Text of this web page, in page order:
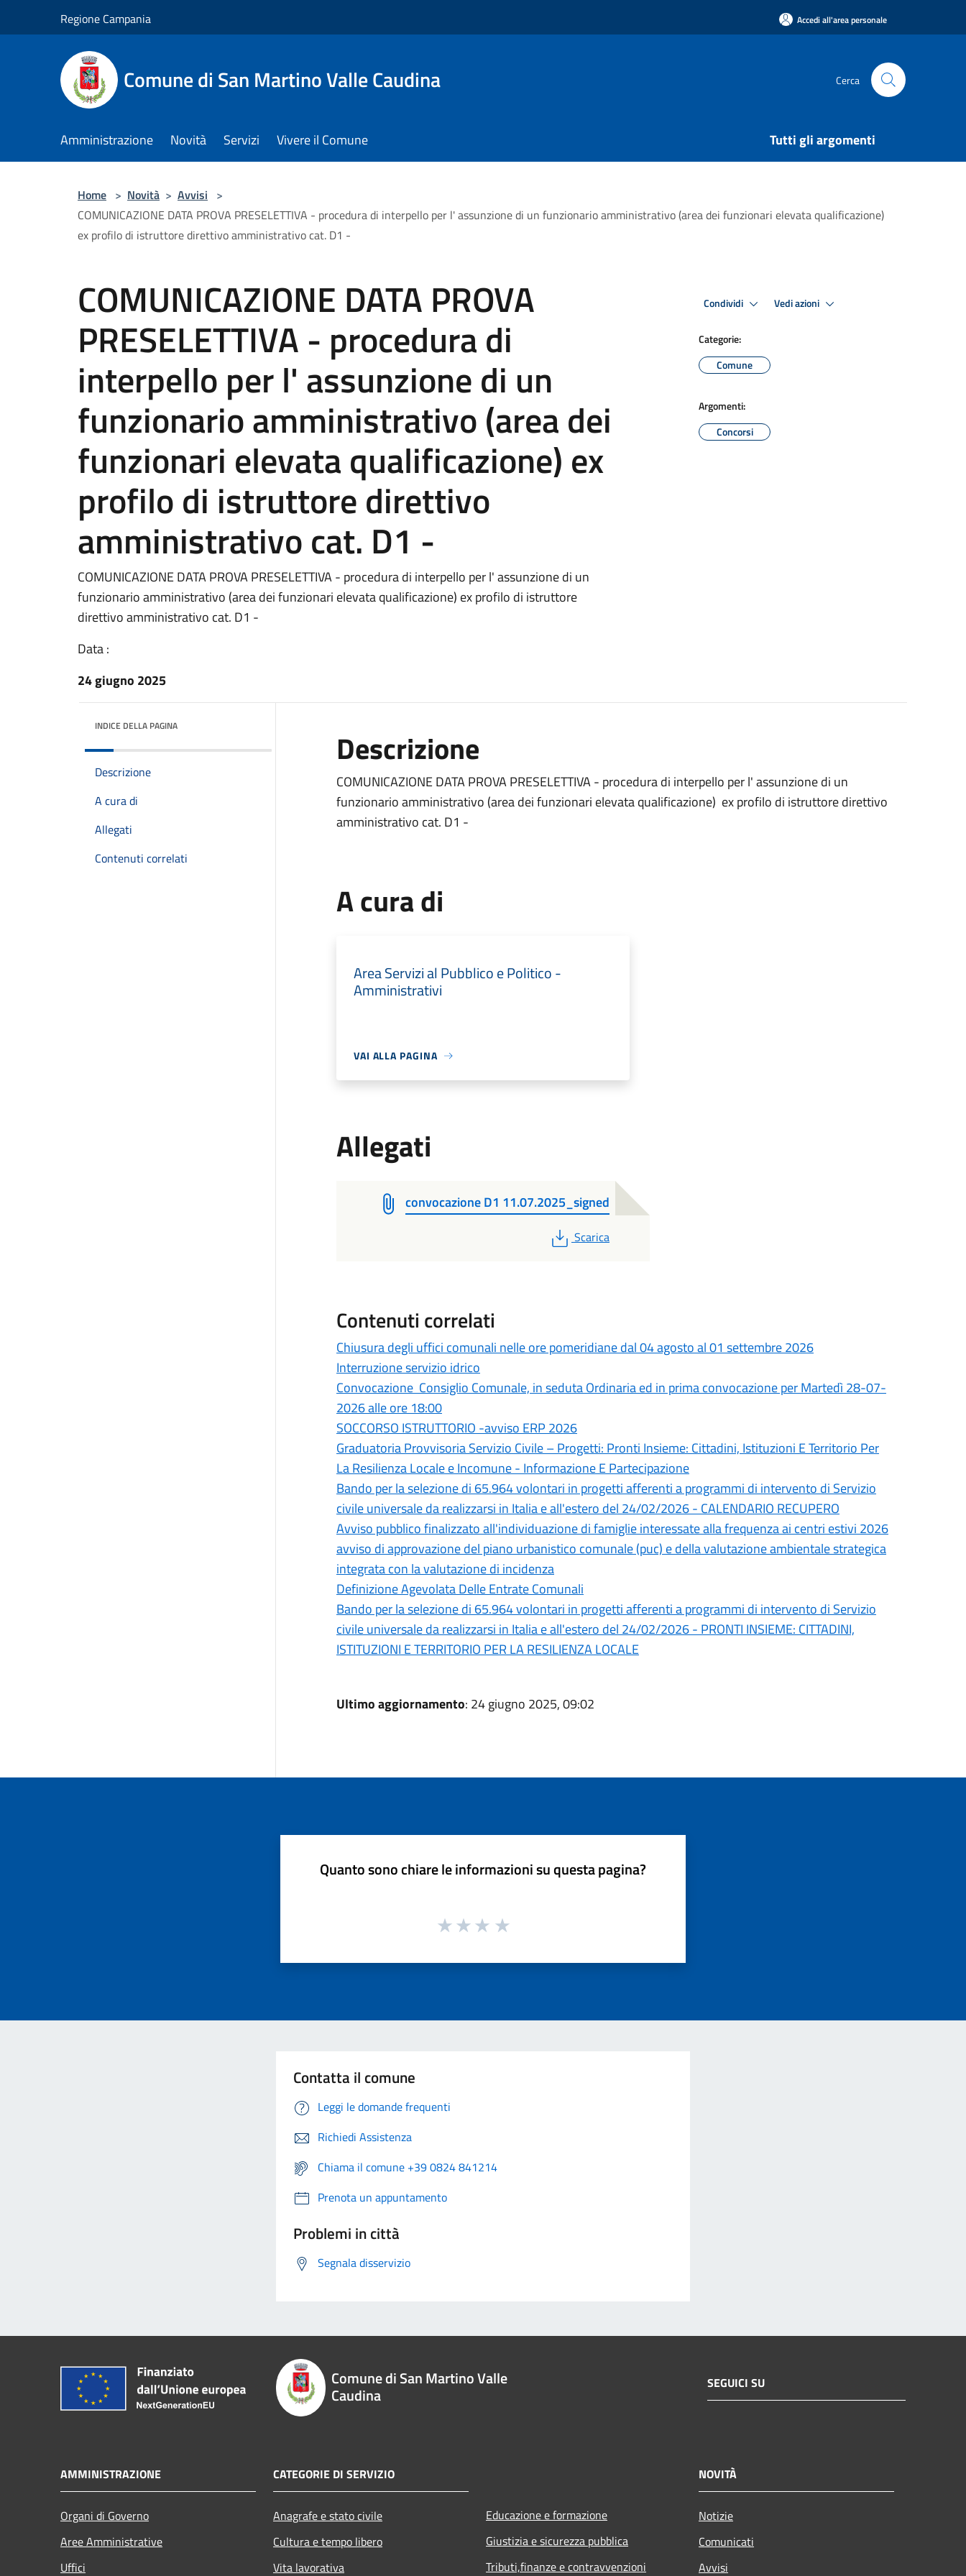
Regione Campania Accedi all'area personale
Comune di San Martino Valle Caudina Cerca
Amministrazione Novità Servizi Vivere il Comune Tutti gli argomenti
Home > Novità > Avvisi >
COMUNICAZIONE DATA PROVA PRESELETTIVA - procedura di interpello per l' assunzione di un funzionario amministrativo (area dei funzionari elevata qualificazione)
ex profilo di istruttore direttivo amministrativo cat. D1 -
COMUNICAZIONE DATA PROVA
PRESELETTIVA - procedura di
interpello per l' assunzione di un
funzionario amministrativo (area dei
funzionari elevata qualificazione) ex
profilo di istruttore direttivo
amministrativo cat. D1 -
COMUNICAZIONE DATA PROVA PRESELETTIVA - procedura di interpello per l' assunzione di un
funzionario amministrativo (area dei funzionari elevata qualificazione) ex profilo di istruttore
direttivo amministrativo cat. D1 -
Data :
24 giugno 2025
Condividi Vedi azioni
Categorie:
Comune
Argomenti:
Concorsi
INDICE DELLA PAGINA
Descrizione
A cura di
Allegati
Contenuti correlati
Descrizione
COMUNICAZIONE DATA PROVA PRESELETTIVA - procedura di interpello per l' assunzione di un
funzionario amministrativo (area dei funzionari elevata qualificazione) ex profilo di istruttore direttivo
amministrativo cat. D1 -
A cura di
Area Servizi al Pubblico e Politico -
Amministrativi
VAI ALLA PAGINA
Allegati
convocazione D1 11.07.2025_signed
PDF
Scarica
Contenuti correlati
Chiusura degli uffici comunali nelle ore pomeridiane dal 04 agosto al 01 settembre 2026
Interruzione servizio idrico
Convocazione Consiglio Comunale, in seduta Ordinaria ed in prima convocazione per Martedì 28-07-
2026 alle ore 18:00
SOCCORSO ISTRUTTORIO -avviso ERP 2026
Graduatoria Provvisoria Servizio Civile – Progetti: Pronti Insieme: Cittadini, Istituzioni E Territorio Per
La Resilienza Locale e Incomune - Informazione E Partecipazione
Bando per la selezione di 65.964 volontari in progetti afferenti a programmi di intervento di Servizio
civile universale da realizzarsi in Italia e all'estero del 24/02/2026 - CALENDARIO RECUPERO
Avviso pubblico finalizzato all'individuazione di famiglie interessate alla frequenza ai centri estivi 2026
avviso di approvazione del piano urbanistico comunale (puc) e della valutazione ambientale strategica
integrata con la valutazione di incidenza
Definizione Agevolata Delle Entrate Comunali
Bando per la selezione di 65.964 volontari in progetti afferenti a programmi di intervento di Servizio
civile universale da realizzarsi in Italia e all'estero del 24/02/2026 - PRONTI INSIEME: CITTADINI,
ISTITUZIONI E TERRITORIO PER LA RESILIENZA LOCALE
Ultimo aggiornamento: 24 giugno 2025, 09:02
Quanto sono chiare le informazioni su questa pagina?
Contatta il comune
Leggi le domande frequenti
Richiedi Assistenza
Chiama il comune +39 0824 841214
Prenota un appuntamento
Problemi in città
Segnala disservizio
Comune di San Martino Valle
Caudina
SEGUICI SU
AMMINISTRAZIONE
Organi di Governo
Aree Amministrative
Uffici
CATEGORIE DI SERVIZIO
Anagrafe e stato civile
Cultura e tempo libero
Vita lavorativa
Educazione e formazione
Giustizia e sicurezza pubblica
Tributi,finanze e contravvenzioni
NOVITÀ
Notizie
Comunicati
Avvisi